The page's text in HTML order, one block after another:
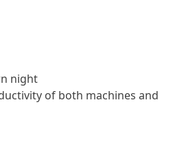
night
of both machines and